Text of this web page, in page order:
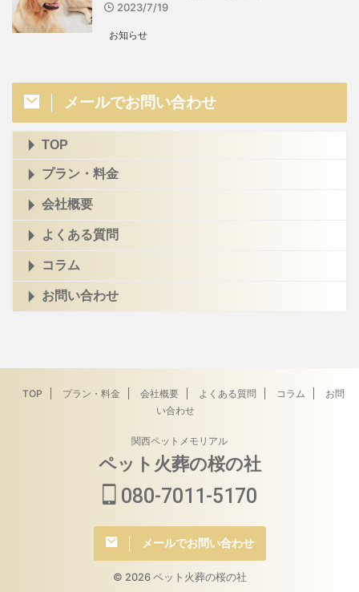
2023/7/19
お知らせ
メールでお問い合わせ
TOP
プラン・料金
会社概要
よくある質問
コラム
お問い合わせ
TOP プラン・料金 会社概要 よくある質問 コラム
お問
い合わせ
関西ペットメモリアル
ペット火葬の桜の社
080-7011-5170
メールでお問い合わせ
© 2026 ペット火葬の桜の社